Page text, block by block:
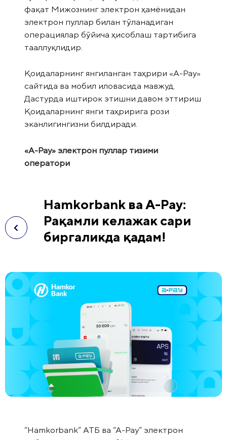
фақат Мижознинг электрон ҳамёнидан
электрон пуллар билан тўланадиган
операциялар бўйича ҳисоблаш тартибига
тааллуқлидир.
Қоидаларнинг янгиланган таҳрири «А-Pay»
сайтида ва мобил иловасида мавжуд.
Дастурда иштирок этишни давом эттириш
Қоидаларнинг янги таҳририга рози
эканлигингизни билдиради.
«А-Pay» электрон пуллар тизими
оператори
Hamkorbank ва А-Pay:
Рақамли келажак сари
биргаликда қадам!
“Hamkorbank” АТБ ва “А-Pay” электрон